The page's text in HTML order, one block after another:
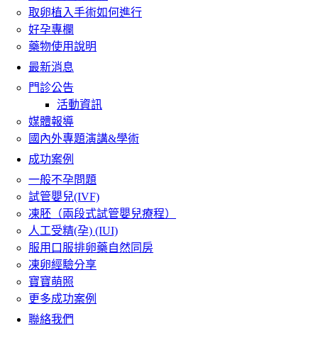
取卵植入手術如何進行
好孕專欄
藥物使用說明
最新消息
門診公告
活動資訊
媒體報導
國內外專題演講&學術
成功案例
一般不孕問題
試管嬰兒(IVF)
凍胚（兩段式試管嬰兒療程）
人工受精(孕) (IUI)
服用口服排卵藥自然同房
凍卵經驗分享
寶寶萌照
更多成功案例
聯絡我們